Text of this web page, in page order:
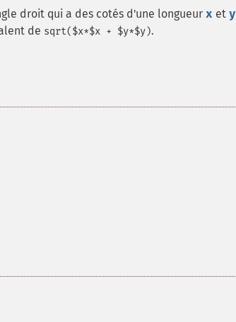
droit qui a des cotés d'une longueur x et y
de sqrt($x*$x + $y*$y).